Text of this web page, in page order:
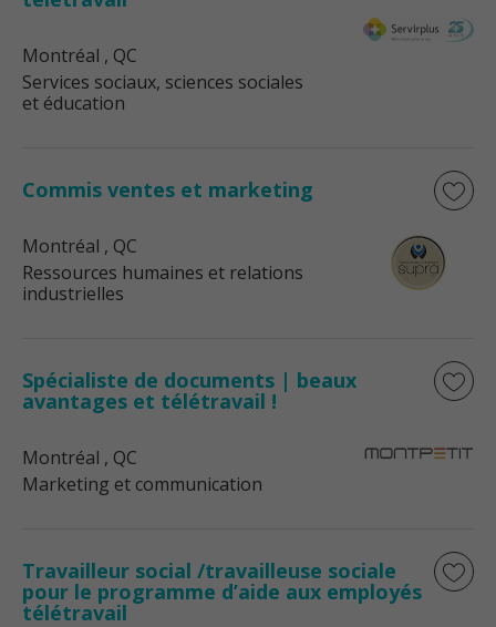
Montréal , QC
Services sociaux, sciences sociales
et éducation
Commis ventes et marketing
Montréal , QC
Ressources humaines et relations
industrielles
Spécialiste de documents | beaux
avantages et télétravail !
Montréal , QC
Marketing et communication
Travailleur social /travailleuse sociale
pour le programme d’aide aux employés
télétravail